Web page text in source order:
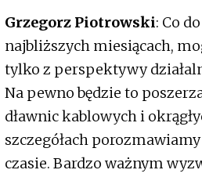
Grzegorz Piotrowski: Co
najbliższych miesiącach,
tylko z perspektywy
Na pewno będzie to
dławnic kablowych i
szczegółach
czasie. Bardzo ważnym